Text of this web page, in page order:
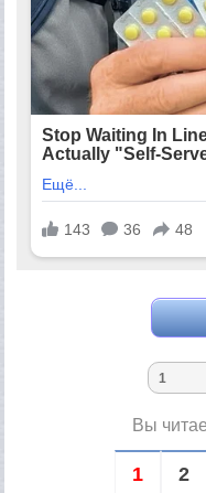
Вы
1 2